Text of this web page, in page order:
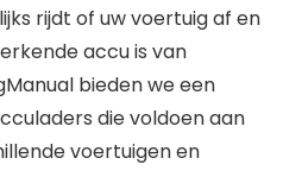
rijdt of uw voertuig af en
accu is van
bieden we een
die voldoen aan
voertuigen en